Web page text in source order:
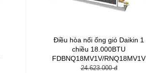
Điều hòa nối ống gió Daikin 1
chiều 18.000BTU
FDBNQ18MV1V/RNQ18MV1V
24.623.000 đ